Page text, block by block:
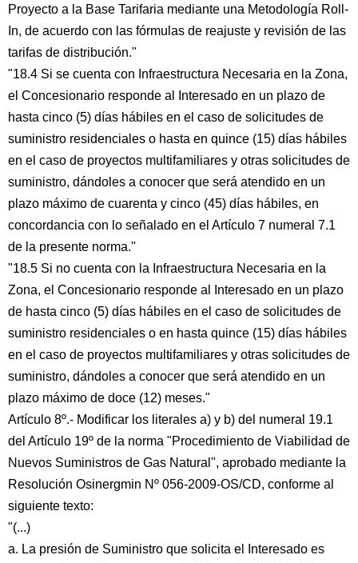
Proyecto a la Base Tarifaria mediante una Metodología Roll-
In, de acuerdo con las fórmulas de reajuste y revisión de las
tarifas de distribución."
"18.4 Si se cuenta con Infraestructura Necesaria en la Zona,
el Concesionario responde al Interesado en un plazo de
hasta cinco (5) días hábiles en el caso de solicitudes de
suministro residenciales o hasta en quince (15) días hábiles
en el caso de proyectos multifamiliares y otras solicitudes de
suministro, dándoles a conocer que será atendido en un
plazo máximo de cuarenta y cinco (45) días hábiles, en
concordancia con lo señalado en el Artículo 7 numeral 7.1
de la presente norma."
"18.5 Si no cuenta con la Infraestructura Necesaria en la
Zona, el Concesionario responde al Interesado en un plazo
de hasta cinco (5) días hábiles en el caso de solicitudes de
suministro residenciales o en hasta quince (15) días hábiles
en el caso de proyectos multifamiliares y otras solicitudes de
suministro, dándoles a conocer que será atendido en un
plazo máximo de doce (12) meses."
Artículo 8º.- Modificar los literales a) y b) del numeral 19.1
del Artículo 19º de la norma "Procedimiento de Viabilidad de
Nuevos Suministros de Gas Natural", aprobado mediante la
Resolución Osinergmin Nº 056-2009-OS/CD, conforme al
siguiente texto:
"(...)
a. La presión de Suministro que solicita el Interesado es